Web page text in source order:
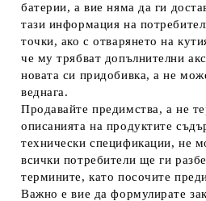
батерии, а вие няма да ги
тази информация на
точки, ако с отварянето на
че му трябват допълнителни
новата си придобивка, а не
веднага.
Продавайте предимства, а не
описанията на продуктите
технически спецификации, не
всички потребители ще ги
термините, като посочите
Важно е вие да формулирате